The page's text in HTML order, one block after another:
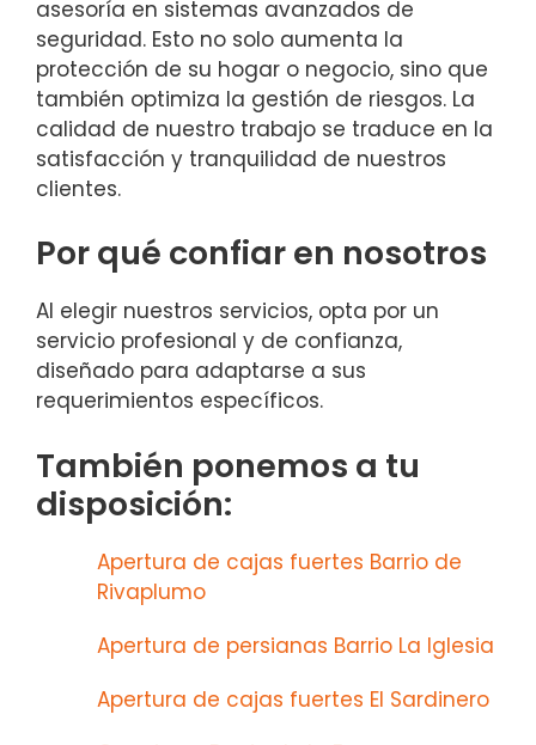
asesoría en sistemas avanzados de
seguridad. Esto no solo aumenta la
protección de su hogar o negocio, sino que
también optimiza la gestión de riesgos. La
calidad de nuestro trabajo se traduce en la
satisfacción y tranquilidad de nuestros
clientes.
Por qué confiar en nosotros
Al elegir nuestros servicios, opta por un
servicio profesional y de confianza,
diseñado para adaptarse a sus
requerimientos específicos.
También ponemos a tu
disposición:
Apertura de cajas fuertes Barrio de
Rivaplumo
Apertura de persianas Barrio La Iglesia
Apertura de cajas fuertes El Sardinero